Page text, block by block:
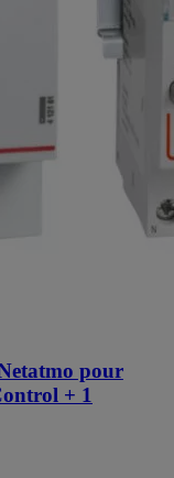
pour
+ 1